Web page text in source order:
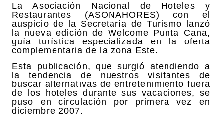
La Asociación Nacional de Hoteles y
Restaurantes (ASONAHORES) con el
auspicio de la Secretaría de Turismo lanzó
la nueva edición de Welcome Punta Cana,
guía turística especializada en la oferta
complementaria de la zona Este.
Esta publicación, que surgió atendiendo a
la tendencia de nuestros visitantes de
buscar alternativas de entretenimiento fuera
de los hoteles durante sus vacaciones, se
puso en circulación por primera vez en
diciembre 2007.